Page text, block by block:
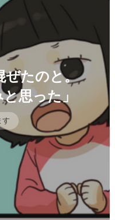
ぜたのと。
思った」
す